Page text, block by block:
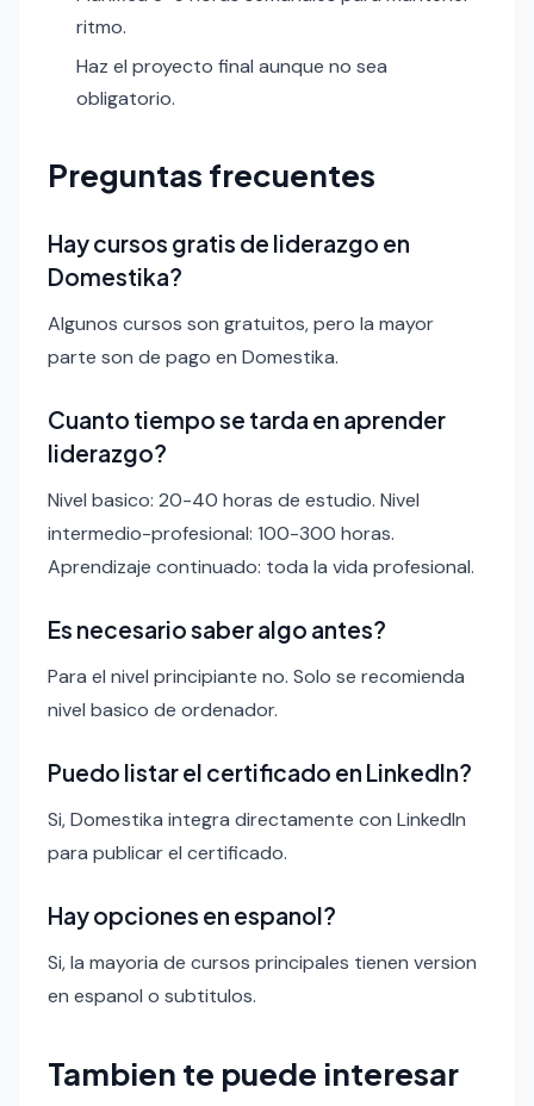
ritmo.
Haz el proyecto final aunque no sea
obligatorio.
Preguntas frecuentes
Hay cursos gratis de liderazgo en
Domestika?
Algunos cursos son gratuitos, pero la mayor
parte son de pago en Domestika.
Cuanto tiempo se tarda en aprender
liderazgo?
Nivel basico: 20-40 horas de estudio. Nivel
intermedio-profesional: 100-300 horas.
Aprendizaje continuado: toda la vida profesional.
Es necesario saber algo antes?
Para el nivel principiante no. Solo se recomienda
nivel basico de ordenador.
Puedo listar el certificado en LinkedIn?
Si, Domestika integra directamente con LinkedIn
para publicar el certificado.
Hay opciones en espanol?
Si, la mayoria de cursos principales tienen version
en espanol o subtitulos.
Tambien te puede interesar